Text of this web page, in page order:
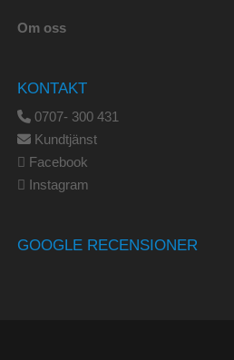
Om oss
KONTAKT
0707- 300 431
Kundtjänst
Facebook
Instagram
GOOGLE RECENSIONER